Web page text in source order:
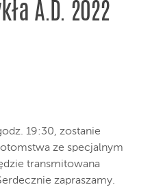
A.D. 2022
19:30, zostanie
ze specjalnym
transmitowana
zapraszamy.